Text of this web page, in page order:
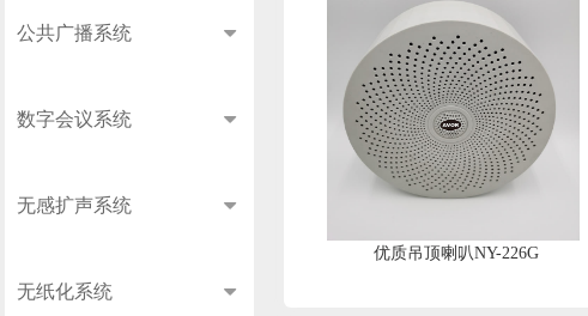
公共广播系统
数字会议系统
无感扩声系统
无纸化系统
优质吊顶喇叭NY-226G